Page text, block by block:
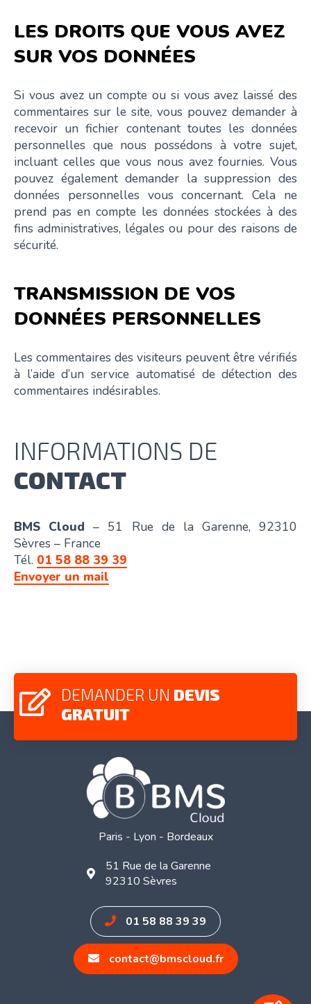
LES DROITS QUE VOUS AVEZ
SUR VOS DONNÉES
Si vous avez un compte ou si vous avez laissé des
commentaires sur le site, vous pouvez demander à
recevoir un fichier contenant toutes les données
personnelles que nous possédons à votre sujet,
incluant celles que vous nous avez fournies. Vous
pouvez également demander la suppression des
données personnelles vous concernant. Cela ne
prend pas en compte les données stockées à des
fins administratives, légales ou pour des raisons de
sécurité.
TRANSMISSION DE VOS
DONNÉES PERSONNELLES
Les commentaires des visiteurs peuvent être vérifiés
à l’aide d’un service automatisé de détection des
commentaires indésirables.
INFORMATIONS DE
CONTACT
BMS Cloud – 51 Rue de la Garenne, 92310
Sèvres – France
Tél. 01 58 88 39 39
Envoyer un mail
DEMANDER UN DEVIS
GRATUIT
Paris - Lyon - Bordeaux
51 Rue de la Garenne
92310 Sèvres
01 58 88 39 39
contact@bmscloud.fr